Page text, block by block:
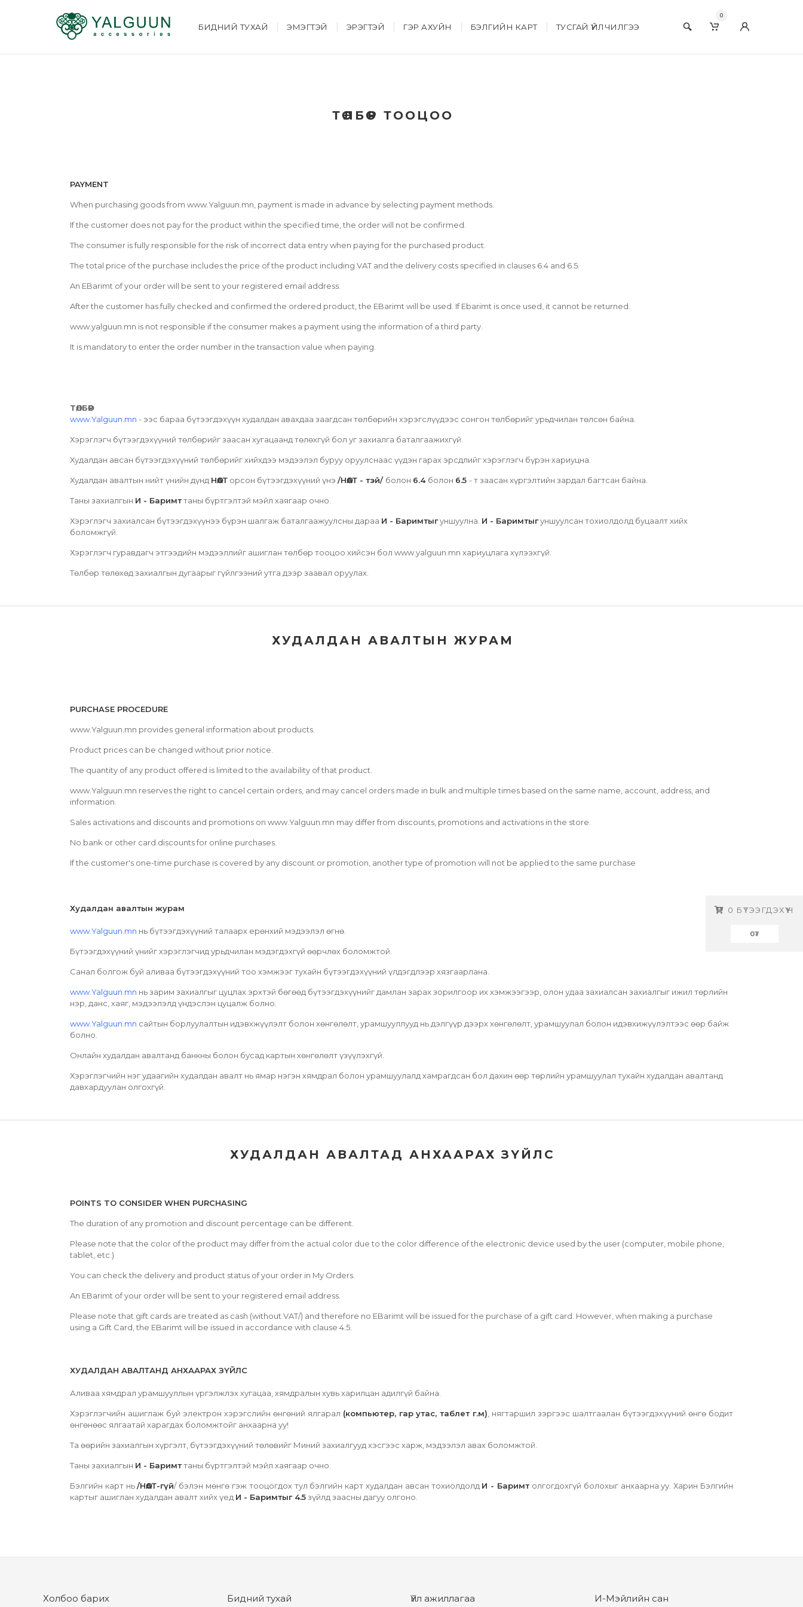
БИДНИЙ ТУХАЙ ЭМЭГТЭЙ ЭРЭГТЭЙ ГЭР АХУЙН БЭЛГИЙН КАРТ ТУСГАЙ ҮЙЛЧИЛГЭЭ
0
ТӨЛБӨР ТООЦОО
PAYMENT
When purchasing goods from www.Yalguun.mn, payment is made in advance by selecting payment methods.
If the customer does not pay for the product within the specified time, the order will not be confirmed.
The consumer is fully responsible for the risk of incorrect data entry when paying for the purchased product.
The total price of the purchase includes the price of the product including VAT and the delivery costs specified in clauses 6.4 and 6.5.
An EBarimt of your order will be sent to your registered email address.
After the customer has fully checked and confirmed the ordered product, the EBarimt will be used. If Ebarimt is once used, it cannot be returned.
www.yalguun.mn is not responsible if the consumer makes a payment using the information of a third party.
It is mandatory to enter the order number in the transaction value when paying.
ТӨЛБӨР
www.Yalguun.mn - ээс бараа бүтээгдэхүүн худалдан авахдаа заагдсан төлбөрийн хэрэгслүүдээс сонгон төлбөрийг урьдчилан төлсөн байна.
Хэрэглэгч бүтээгдэхүүний төлбөрийг заасан хугацаанд төлөхгүй бол уг захиалга баталгаажихгүй.
Худалдан авсан бүтээгдэхүүний төлбөрийг хийхдээ мэдээлэл буруу оруулснаас үүдэн гарах эрсдлийг хэрэглэгч бүрэн хариуцна.
Худалдан авалтын нийт үнийн дүнд НӨАТ орсон бүтээгдэхүүний үнэ /НӨАТ - тэй/ болон 6.4 болон 6.5 - т заасан хүргэлтийн зардал багтсан байна.
Таны захиалгын И - Баримттаны бүртгэлтэй мэйл хаягаар очно.
Хэрэглэгч захиалсан бүтээгдэхүүнээ бүрэн шалгаж баталгаажуулсны дараа И - Баримтыгуншуулна. И - Баримтыгуншуулсан тохиолдолд буцаалт хийх
боломжгүй.
Хэрэглэгч гуравдагч этгээдийн мэдээллийг ашиглан төлбөр тооцоо хийсэн бол www.yalguun.mn хариуцлага хүлээхгүй.
Төлбөр төлөхөд захиалгын дугаарыг гүйлгээний утга дээр заавал оруулах.
ХУДАЛДАН АВАЛТЫН ЖУРАМ
PURCHASE PROCEDURE
www.Yalguun.mn provides general information about products.
Product prices can be changed without prior notice.
The quantity of any product offered is limited to the availability of that product.
www.Yalguun.mn reserves the right to cancel certain orders, and may cancel orders made in bulk and multiple times based on the same name, account, address, and
information.
Sales activations and discounts and promotions on www.Yalguun.mn may differ from discounts, promotions and activations in the store.
No bank or other card discounts for online purchases.
If the customer's one-time purchase is covered by any discount or promotion, another type of promotion will not be applied to the same purchase
Худалдан авалтын журам
www.Yalguun.mn нь бүтээгдэхүүний талаарх ерөнхий мэдээлэл өгнө.
Бүтээгдэхүүний үнийг хэрэглэгчид урьдчилан мэдэгдэхгүй өөрчлөх боломжтой.
Санал болгож буй аливаа бүтээгдэхүүний тоо хэмжээг тухайн бүтээгдэхүүний үлдэгдлээр хязгаарлана.
www.Yalguun.mn нь зарим захиалгыг цуцлах эрхтэй бөгөөд бүтээгдэхүүнийг дамлан зарах зорилгоор их хэмжээгээр, олон удаа захиалсан захиалгыг ижил төрлийн
нэр, данс, хаяг, мэдээлэлд үндэслэн цуцалж болно.
www.Yalguun.mn сайтын борлуулалтын идэвхжүүлэлт болон хөнгөлөлт, урамшууллууд нь дэлгүүр дээрх хөнгөлөлт, урамшуулал болон идэвхижүүлэлтээс өөр байж
болно.
Онлайн худалдан авалтанд банкны болон бусад картын хөнгөлөлт үзүүлэхгүй.
Хэрэглэгчийн нэг удаагийн худалдан авалт нь ямар нэгэн хямдрал болон урамшуулалд хамрагдсан бол дахин өөр төрлийн урамшуулал тухайн худалдан авалтанд
давхардуулан олгохгүй.
ХУДАЛДАН АВАЛТАД АНХААРАХ ЗҮЙЛС
POINTS TO CONSIDER WHEN PURCHASING
The duration of any promotion and discount percentage can be different.
Please note that the color of the product may differ from the actual color due to the color difference of the electronic device used by the user (computer, mobile phone,
tablet, etc.)
You can check the delivery and product status of your order in My Orders.
An EBarimt of your order will be sent to your registered email address.
Please note that gift cards are treated as cash (without VAT/) and therefore no EBarimt will be issued for the purchase of a gift card. However, when making a purchase
using a Gift Card, the EBarimt will be issued in accordance with clause 4.5.
ХУДАЛДАН АВАЛТАНД АНХААРАХ ЗҮЙЛС
Аливаа хямдрал урамшууллын үргэлжлэх хугацаа, хямдралын хувь харилцан адилгүй байна.
Хэрэглэгчийн ашиглаж буй электрон хэрэгслийн өнгөний ялгарал (компьютер, гар утас, таблет г.м) , нягтаршил зэргээс шалтгаалан бүтээгдэхүүний өнгө бодит
өнгөнөөс ялгаатай харагдах боломжтойг анхаарна уу!
Та өөрийн захиалгын хүргэлт, бүтээгдэхүүний төлөвийг Миний захиалгууд хэсгээс харж, мэдээлэл авах боломжтой.
Таны захиалгын И - Баримттаны бүртгэлтэй мэйл хаягаар очно.
Бэлгийн карт нь/НӨАТ-гүй/ бэлэн мөнгө гэж тооцогдох тул бэлгийн карт худалдан авсан тохиолдолд И - Баримт олгогдохгүй болохыг анхаарна уу. Харин Бэлгийн
картыг ашиглан худалдан авалт хийх үед И - Баримтыг 4.5зүйлд заасны дагуу олгоно.
Холбоо барих Бидний тухай Үйл ажиллагаа И-Мэйлийн сан
0 БҮТЭЭГДЭХҮҮН
0₮